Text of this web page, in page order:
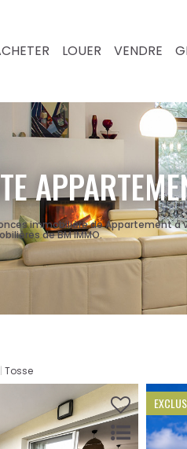
LOUER VENDRE
immobilière de Appartement à
de BM IMMO.
Tosse